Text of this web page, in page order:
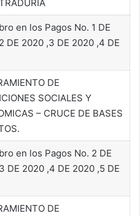
en los Pagos No. 1 DE
DE 2020 ,3 DE 2020 ,4 DE
DE
SOCIALES Y
– CRUCE DE BASES
en los Pagos No. 2 DE
DE 2020 ,4 DE 2020 ,5 DE
DE